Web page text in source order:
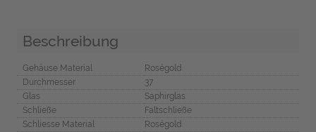
Beschreibung
Gehäuse Material
Roségold
Durchmesser
37
Glas
Saphirglas
Schließe
Faltschließe
Schliesse Material
Roségold